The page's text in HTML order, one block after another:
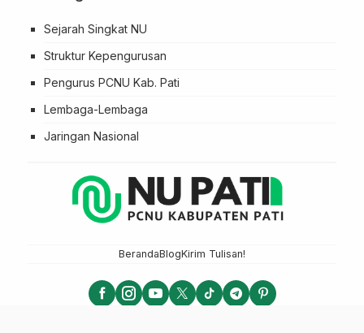
Sejarah Singkat NU
Struktur Kepengurusan
Pengurus PCNU Kab. Pati
Lembaga-Lembaga
Jaringan Nasional
BerandaBlogKirim Tulisan!